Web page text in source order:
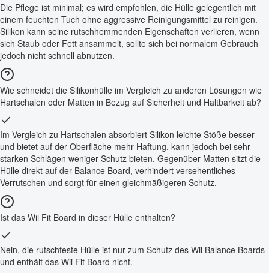
Die Pflege ist minimal; es wird empfohlen, die Hülle gelegentlich mit
einem feuchten Tuch ohne aggressive Reinigungsmittel zu reinigen.
Silikon kann seine rutschhemmenden Eigenschaften verlieren, wenn
sich Staub oder Fett ansammelt, sollte sich bei normalem Gebrauch
jedoch nicht schnell abnutzen.
Wie schneidet die Silikonhülle im Vergleich zu anderen Lösungen wie
Hartschalen oder Matten in Bezug auf Sicherheit und Haltbarkeit ab?
Im Vergleich zu Hartschalen absorbiert Silikon leichte Stöße besser
und bietet auf der Oberfläche mehr Haftung, kann jedoch bei sehr
starken Schlägen weniger Schutz bieten. Gegenüber Matten sitzt die
Hülle direkt auf der Balance Board, verhindert versehentliches
Verrutschen und sorgt für einen gleichmäßigeren Schutz.
Ist das Wii Fit Board in dieser Hülle enthalten?
Nein, die rutschfeste Hülle ist nur zum Schutz des Wii Balance Boards
und enthält das Wii Fit Board nicht.